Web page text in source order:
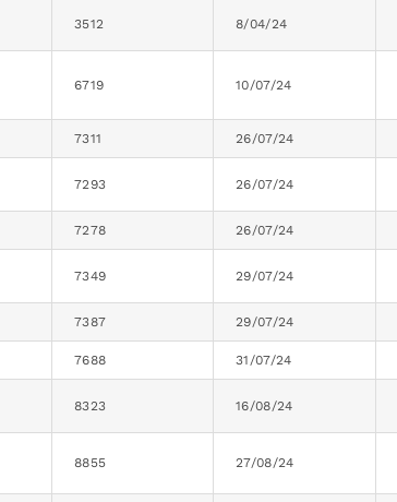
3512 8/04/24
6719 10/07/24
7311 26/07/24
7293 26/07/24
7278 26/07/24
7349 29/07/24
7387 29/07/24
7688 31/07/24
8323 16/08/24
8855 27/08/24